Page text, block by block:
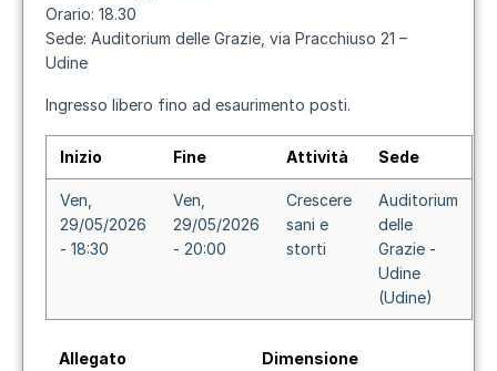
Orario: 18.30
Sede: Auditorium delle Grazie, via Pracchiuso 21 –
Udine
Ingresso libero fino ad esaurimento posti.
Inizio Fine Attività Sede
Ven,
29/05/2026
- 18:30
Ven,
29/05/2026
- 20:00
Crescere
sani e
storti
Auditorium
delle
Grazie -
Udine
(Udine)
Allegato Dimensione